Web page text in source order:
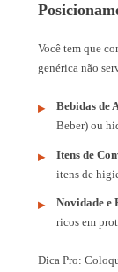
Você tem que
genérica não
Bebidas de
Beber) ou
Itens de
itens de
Novidade e
ricos em
Dica Pro: